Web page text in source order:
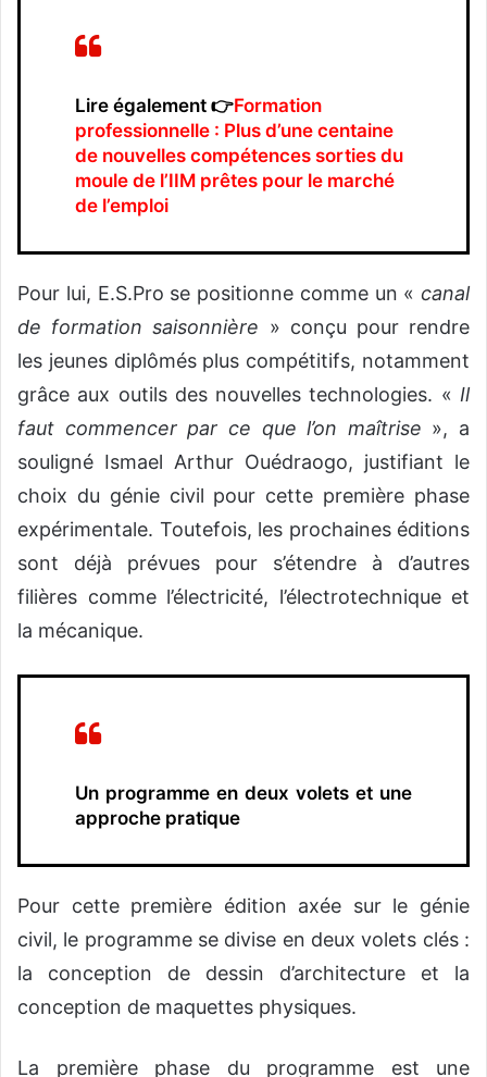
Lire également 👉Formation
professionnelle : Plus d’une centaine
de nouvelles compétences sorties du
moule de l’IIM prêtes pour le marché
de l’emploi
Pour lui, E.S.Pro se positionne comme un « canal
de formation saisonnière » conçu pour rendre
les jeunes diplômés plus compétitifs, notamment
grâce aux outils des nouvelles technologies. « Il
faut commencer par ce que l’on maîtrise », a
souligné Ismael Arthur Ouédraogo, justifiant le
choix du génie civil pour cette première phase
expérimentale. Toutefois, les prochaines éditions
sont déjà prévues pour s’étendre à d’autres
filières comme l’électricité, l’électrotechnique et
la mécanique.
Un programme en deux volets et une
approche pratique
Pour cette première édition axée sur le génie
civil, le programme se divise en deux volets clés :
la conception de dessin d’architecture et la
conception de maquettes physiques.
La première phase du programme est une